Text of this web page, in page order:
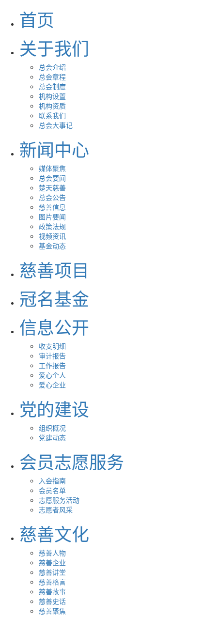
首页
关于我们
总会介绍
总会章程
总会制度
机构设置
机构资质
联系我们
总会大事记
新闻中心
媒体聚焦
总会要闻
楚天慈善
总会公告
慈善信息
图片要闻
政策法规
视频资讯
基金动态
慈善项目
冠名基金
信息公开
收支明细
审计报告
工作报告
爱心个人
爱心企业
党的建设
组织概况
党建动态
会员志愿服务
入会指南
会员名单
志愿服务活动
志愿者风采
慈善文化
慈善人物
慈善企业
慈善讲堂
慈善格言
慈善故事
慈善史话
慈善聚焦